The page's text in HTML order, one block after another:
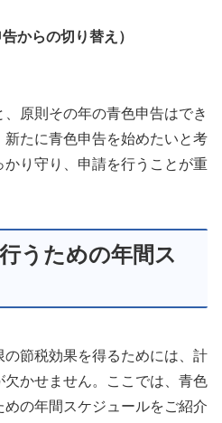
からの切り替え）
原則その年の青色申告はでき
たに青色申告を始めたいと考
かり守り、申請を行うことが重
うための年間ス
節税効果を得るためには、計
かせません。ここでは、青色
の年間スケジュールをご紹介